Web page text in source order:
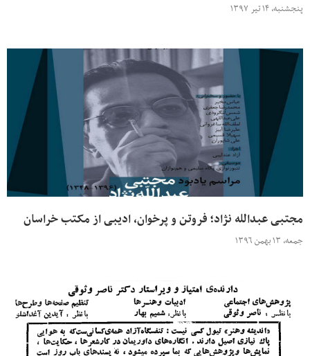
پنجشنبه، ۱۴ تیر ۱۳۹۷
مجتبی عبدالله نژاد؛ فروتن و پرخوان، ادیبی از مکتب خراسان
جمعه، ۱۳ بهمن ۱۳۹۶